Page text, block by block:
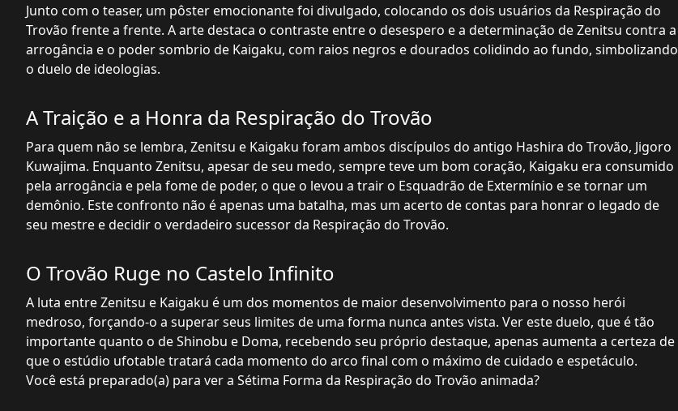
Junto com o teaser, um pôster emocionante foi divulgado, colocando os dois usuários da Respiração do
Trovão frente a frente. A arte destaca o contraste entre o desespero e a determinação de Zenitsu contra a
arrogância e o poder sombrio de Kaigaku, com raios negros e dourados colidindo ao fundo, simbolizando
o duelo de ideologias.
A Traição e a Honra da Respiração do Trovão
Para quem não se lembra, Zenitsu e Kaigaku foram ambos discípulos do antigo Hashira do Trovão, Jigoro
Kuwajima. Enquanto Zenitsu, apesar de seu medo, sempre teve um bom coração, Kaigaku era consumido
pela arrogância e pela fome de poder, o que o levou a trair o Esquadrão de Extermínio e se tornar um
demônio. Este confronto não é apenas uma batalha, mas um acerto de contas para honrar o legado de
seu mestre e decidir o verdadeiro sucessor da Respiração do Trovão.
O Trovão Ruge no Castelo Infinito
A luta entre Zenitsu e Kaigaku é um dos momentos de maior desenvolvimento para o nosso herói
medroso, forçando-o a superar seus limites de uma forma nunca antes vista. Ver este duelo, que é tão
importante quanto o de Shinobu e Doma, recebendo seu próprio destaque, apenas aumenta a certeza de
que o estúdio ufotable tratará cada momento do arco final com o máximo de cuidado e espetáculo.
Você está preparado(a) para ver a Sétima Forma da Respiração do Trovão animada?